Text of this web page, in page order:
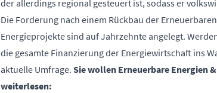
der allerdings regional gesteuert ist, sodass er
Die Forderung nach einem Rückbau der
Energieprojekte sind auf Jahrzehnte angelegt.
die gesamte Finanzierung der Energiewirtschaft ins
aktuelle Umfrage. Sie wollen Erneuerbare Energien
weiterlesen: